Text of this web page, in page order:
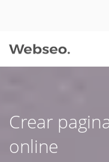
Crear
online
09:30